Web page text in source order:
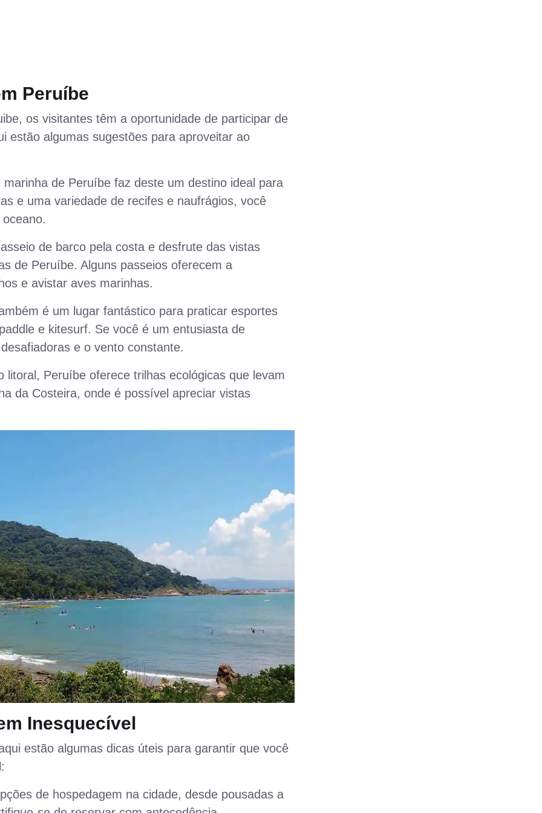
Peruíbe
os visitantes têm a oportunidade de participar de
estão algumas sugestões para aproveitar ao
de Peruíbe faz deste um destino ideal para
e uma variedade de recifes e naufrágios, você
de barco pela costa e desfrute das vistas
de Peruíbe. Alguns passeios oferecem a
e avistar aves marinhas.
é um lugar fantástico para praticar esportes
e kitesurf. Se você é um entusiasta de
e o vento constante.
litoral, Peruíbe oferece trilhas ecológicas que levam
da Costeira, onde é possível apreciar vistas
Inesquecível
estão algumas dicas úteis para garantir que você
de hospedagem na cidade, desde pousadas a